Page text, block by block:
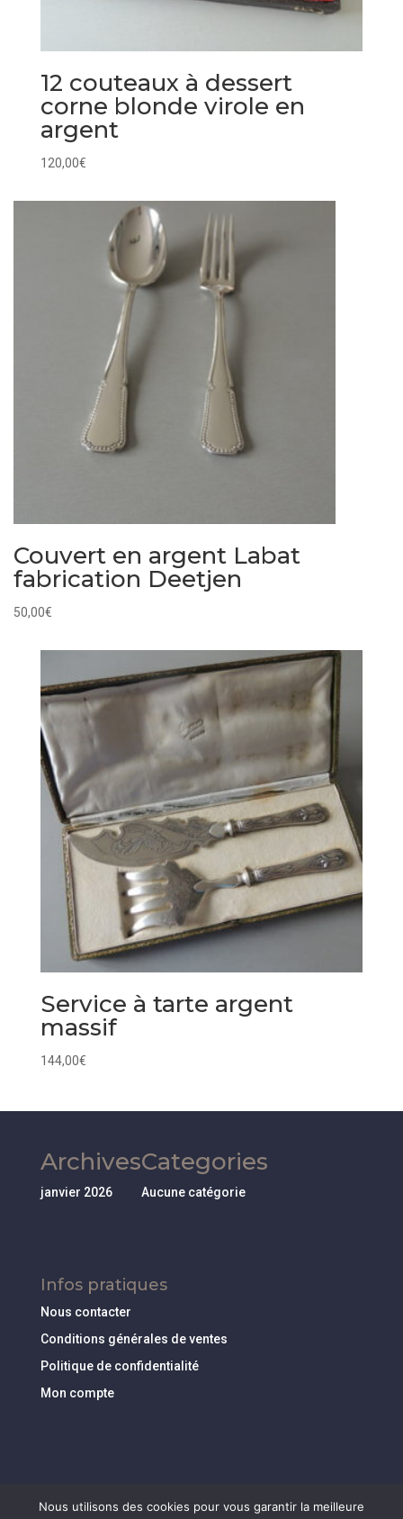
12 couteaux à dessert
corne blonde virole en
argent
120,00€
Couvert en argent Labat
fabrication Deetjen
50,00€
Service à tarte argent
massif
144,00€
Archives
janvier 2026
Categories
Aucune catégorie
Infos pratiques
Nous contacter
Conditions générales de ventes
Politique de confidentialité
Mon compte
Nous utilisons des cookies pour vous garantir la meilleure